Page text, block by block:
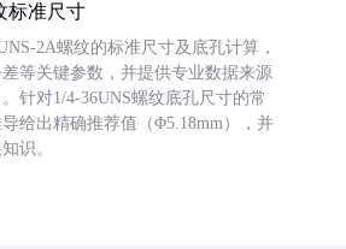
标准尺寸
2A螺纹的标准尺寸及底孔计算，
等关键参数，并提供专业数据来源
。针对1/4-36UNS螺纹底孔尺寸的常
给出精确推荐值（Φ5.18mm），并
识。